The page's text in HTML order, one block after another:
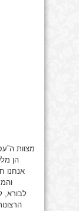
מצוות
הן
אנחנו
לבורא,